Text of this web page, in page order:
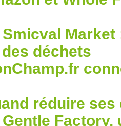
Smicval
déchets
réduire
Gentle